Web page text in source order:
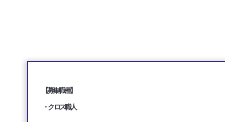
【募集職種】
・クロス職人